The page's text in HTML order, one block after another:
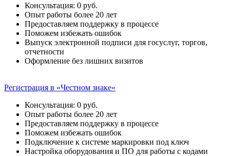
Консультация: 0 руб.
Опыт работы более 20 лет
Предоставляем поддержку в процессе
Поможем избежать ошибок
Выпуск электронной подписи для госуслуг, торгов,
отчетности
Оформление без лишних визитов
Регистрация в «Честном знаке»
Консультация: 0 руб.
Опыт работы более 20 лет
Предоставляем поддержку в процессе
Поможем избежать ошибок
Подключение к системе маркировки под ключ
Настройка оборудования и ПО для работы с кодами